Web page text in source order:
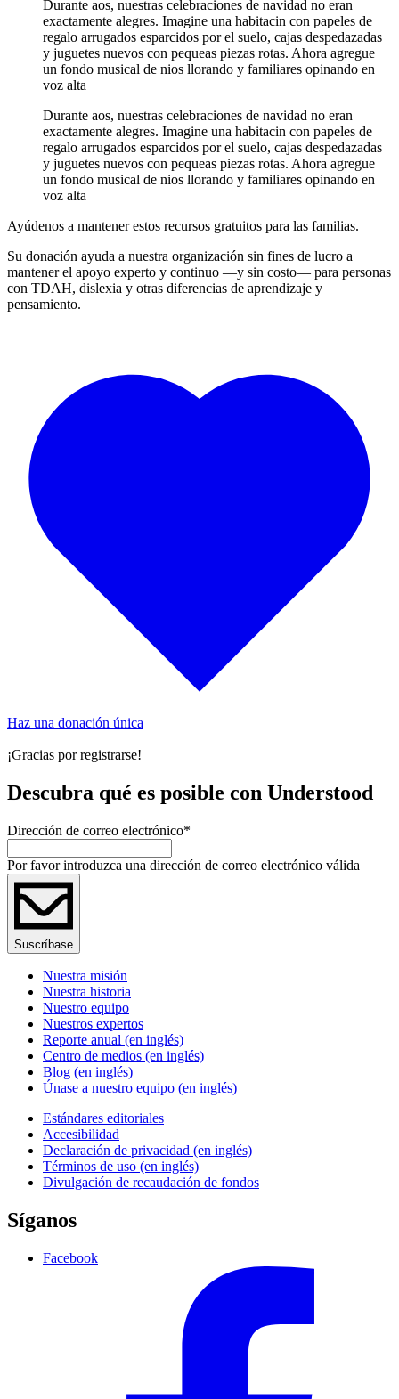
Durante aos, nuestras celebraciones de navidad no eran
exactamente alegres. Imagine una habitacin con papeles de
regalo arrugados esparcidos por el suelo, cajas despedazadas
y juguetes nuevos con pequeas piezas rotas. Ahora agregue
un fondo musical de nios llorando y familiares opinando en
voz alta
Durante aos, nuestras celebraciones de navidad no eran
exactamente alegres. Imagine una habitacin con papeles de
regalo arrugados esparcidos por el suelo, cajas despedazadas
y juguetes nuevos con pequeas piezas rotas. Ahora agregue
un fondo musical de nios llorando y familiares opinando en
voz alta
Ayúdenos a mantener estos recursos gratuitos para las familias.
Su donación ayuda a nuestra organización sin fines de lucro a
mantener el apoyo experto y continuo —y sin costo— para personas
con TDAH, dislexia y otras diferencias de aprendizaje y
pensamiento.
Haz una donación única
¡Gracias por registrarse!
Descubra qué es posible con Understood
Dirección de correo electrónico*
Por favor introduzca una dirección de correo electrónico válida
Suscríbase
Nuestra misión
Nuestra historia
Nuestro equipo
Nuestros expertos
Reporte anual (en inglés)
Centro de medios (en inglés)
Blog (en inglés)
Únase a nuestro equipo (en inglés)
Estándares editoriales
Accesibilidad
Declaración de privacidad (en inglés)
Términos de uso (en inglés)
Divulgación de recaudación de fondos
Síganos
Facebook